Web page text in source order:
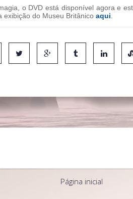
o DVD está disponível agora e
exibição do Museu Britânico aqui.
Página inicial